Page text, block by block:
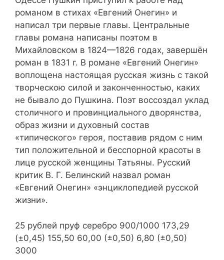
романом в стихах «Евгений Онегин» и
написал три первые главы. Центральные
главы романа написаны поэтом в
Михайловском в 1824—1826 годах, завершён
роман в 1831 г. В романе «Евгений Онегин»
воплощена настоящая русская жизнь с такой
творческою силой и законченностью, каких
не бывало до Пушкина. Поэт воссоздал уклад
столичного и провинциального дворянства,
образ жизни и духовный состав
«типического» героя, поставив рядом с ним
тип положительной и бесспорной красоты в
лице русской женщины Татьяны. Русский
критик В. Г. Белинский назвал роман
«Евгений Онегин» «энциклопедией русской
жизни».
25 рублей пруф серебро 900/1000 173,29
(±0,45) 155,50 60,00 (±0,50) 6,80 (±0,50)
3000